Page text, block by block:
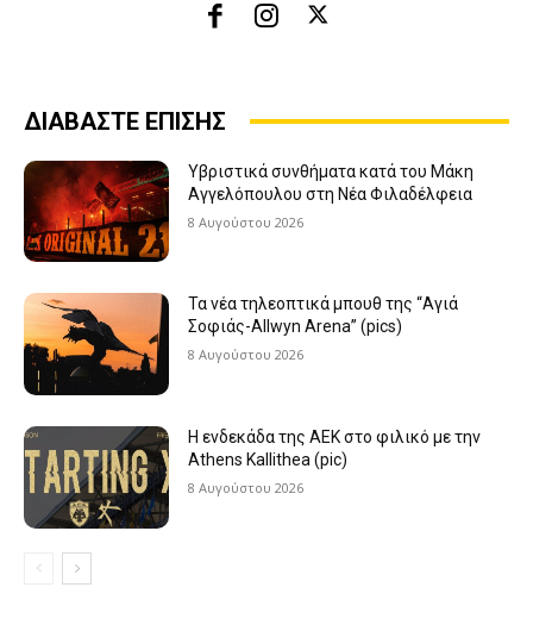
ΔΙΑΒΑΣΤΕ ΕΠΙΣΗΣ
Υβριστικά συνθήματα κατά του Μάκη
Αγγελόπουλου στη Νέα Φιλαδέλφεια
8 Αυγούστου 2026
Τα νέα τηλεοπτικά μπουθ της “Αγιά
Σοφιάς-Allwyn Arena” (pics)
8 Αυγούστου 2026
Η ενδεκάδα της ΑΕΚ στο φιλικό με την
Athens Kallithea (pic)
8 Αυγούστου 2026